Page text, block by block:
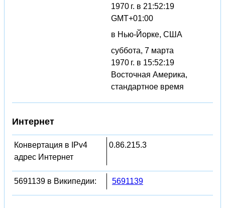
1970 г. в 21:52:19
GMT+01:00
в Нью-Йорке, США
суббота, 7 марта
1970 г. в 15:52:19
Восточная Америка,
стандартное время
Интернет
Конвертация в IPv4
адрес Интернет
0.86.215.3
5691139 в Википедии: 5691139